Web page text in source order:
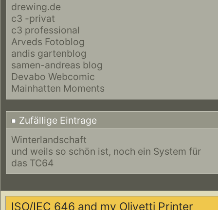
drewing.de
c3 -privat
c3 professional
Arveds Fotoblog
andis gartenblog
samen-andreas blog
Devabo Webcomic
Mainhatten Moments
Zufällige Eintrage
Winterlandschaft
und weils so schön ist, noch ein System für
das TC64
ISO/IEC 646 and my Olivetti Printer